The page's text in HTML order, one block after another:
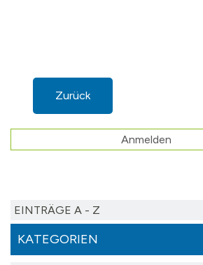
Zurück
Anmelden
EINTRÄGE A - Z
KATEGORIEN